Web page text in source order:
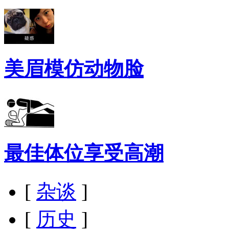
美眉模仿动物脸
最佳体位享受高潮
[ 杂谈 ]
[ 历史 ]